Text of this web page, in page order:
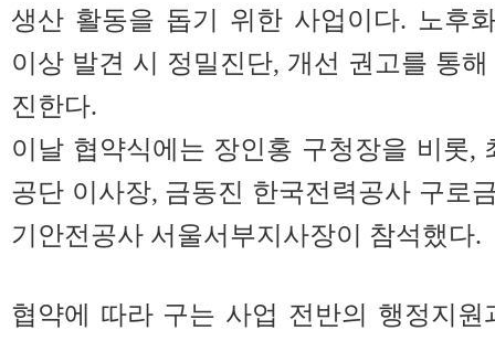
생산 활동을 돕기 위한 사업이다. 노후
이상 발견 시 정밀진단, 개선 권고를 통
진한다.
이날 협약식에는 장인홍 구청장을 비롯,
공단 이사장, 금동진 한국전력공사 구로
기안전공사 서울서부지사장이 참석했다.
협약에 따라 구는 사업 전반의 행정지